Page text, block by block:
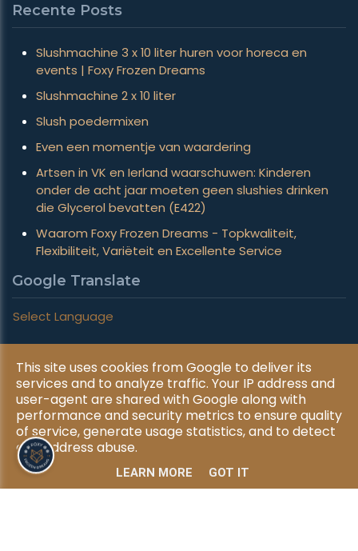
Recente Posts
Slushmachine 3 x 10 liter huren voor horeca en
events | Foxy Frozen Dreams
Slushmachine 2 x 10 liter
Slush poedermixen
Even een momentje van waardering
Artsen in VK en Ierland waarschuwen: Kinderen
onder de acht jaar moeten geen slushies drinken
die Glycerol bevatten (E422)
Waarom Foxy Frozen Dreams - Topkwaliteit,
Flexibiliteit, Variëteit en Excellente Service
Google Translate
Select Language
Copyright © 2026 Foxy Frozen Dreams. All rights reserved.
Privacy & Cookies| UP-TO-DATE WebDesign
This site uses cookies from Google to deliver its
services and to analyze traffic. Your IP address and
user-agent are shared with Google along with
performance and security metrics to ensure quality
of service, generate usage statistics, and to detect
and address abuse.
LEARN MORE GOT IT